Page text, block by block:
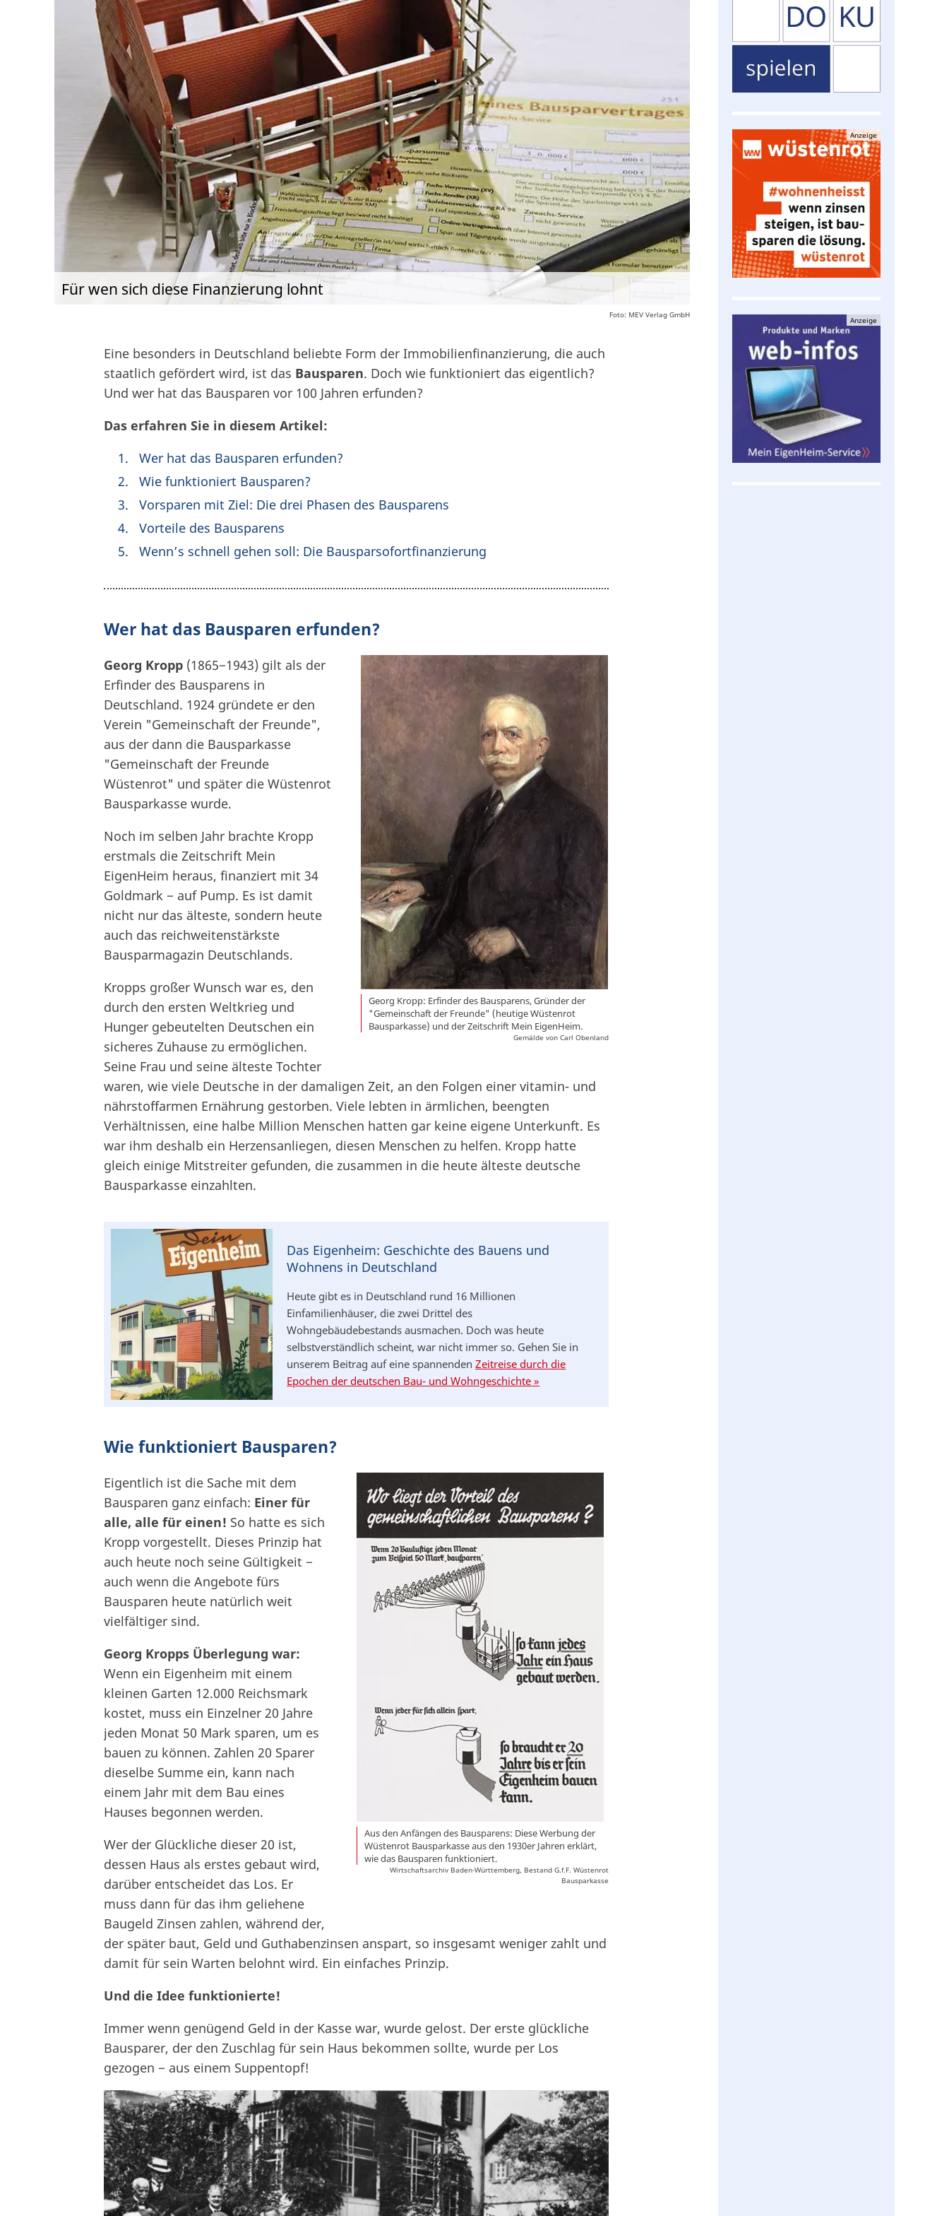
Für wen sich diese Finanzierung lohnt
Foto: MEV Verlag GmbH
Eine besonders in Deutschland beliebte Form der Immobilienfinanzierung, die auch
staatlich gefördert wird, ist das Bausparen. Doch wie funktioniert das eigentlich?
Und wer hat das Bausparen vor 100 Jahren erfunden?
Das erfahren Sie in diesem Artikel:
Wer hat das Bausparen erfunden?
Wie funktioniert Bausparen?
Vorsparen mit Ziel: Die drei Phasen des Bausparens
Vorteile des Bausparens
Wenn’s schnell gehen soll: Die Bausparsofortfinanzierung
Wer hat das Bausparen erfunden?
Georg Kropp: Erfinder des Bausparens, Gründer der
"Gemeinschaft der Freunde" (heutige Wüstenrot
Bausparkasse) und der Zeitschrift Mein EigenHeim.
Gemälde von Carl Obenland
Georg Kropp (1865−1943) gilt als der
Erfinder des Bausparens in
Deutschland. 1924 gründete er den
Verein "Gemeinschaft der Freunde",
aus der dann die Bausparkasse
"Gemeinschaft der Freunde
Wüstenrot" und später die Wüstenrot
Bausparkasse wurde.
Noch im selben Jahr brachte Kropp
erstmals die Zeitschrift Mein
EigenHeim heraus, finanziert mit 34
Goldmark − auf Pump. Es ist damit
nicht nur das älteste, sondern heute
auch das reichweitenstärkste
Bausparmagazin Deutschlands.
Kropps großer Wunsch war es, den
durch den ersten Weltkrieg und
Hunger gebeutelten Deutschen ein
sicheres Zuhause zu ermöglichen.
Seine Frau und seine älteste Tochter
waren, wie viele Deutsche in der damaligen Zeit, an den Folgen einer vitamin- und
nährstoffarmen Ernährung gestorben. Viele lebten in ärmlichen, beengten
Verhältnissen, eine halbe Million Menschen hatten gar keine eigene Unterkunft. Es
war ihm deshalb ein Herzensanliegen, diesen Menschen zu helfen. Kropp hatte
gleich einige Mitstreiter gefunden, die zusammen in die heute älteste deutsche
Bausparkasse einzahlten.
Das Eigenheim: Geschichte des Bauens und
Wohnens in Deutschland
Heute gibt es in Deutschland rund 16 Millionen
Einfamilienhäuser, die zwei Drittel des
Wohngebäudebestands ausmachen. Doch was heute
selbstverständlich scheint, war nicht immer so. Gehen Sie in
unserem Beitrag auf eine spannendenZeitreise durch die
Epochen der deutschen Bau- und Wohngeschichte »
Wie funktioniert Bausparen?
Aus den Anfängen des Bausparens: Diese Werbung der
Wüstenrot Bausparkasse aus den 1930er Jahren erklärt,
wie das Bausparen funktioniert.
Wirtschaftsarchiv Baden-Württemberg, Bestand G.f.F. Wüstenrot
Bausparkasse
Eigentlich ist die Sache mit dem
Bausparen ganz einfach: Einer für
alle, alle für einen! So hatte es sich
Kropp vorgestellt. Dieses Prinzip hat
auch heute noch seine Gültigkeit −
auch wenn die Angebote fürs
Bausparen heute natürlich weit
vielfältiger sind.
Georg Kropps Überlegung war:
Wenn ein Eigenheim mit einem
kleinen Garten 12.000 Reichsmark
kostet, muss ein Einzelner 20 Jahre
jeden Monat 50 Mark sparen, um es
bauen zu können. Zahlen 20 Sparer
dieselbe Summe ein, kann nach
einem Jahr mit dem Bau eines
Hauses begonnen werden.
Wer der Glückliche dieser 20 ist,
dessen Haus als erstes gebaut wird,
darüber entscheidet das Los. Er
muss dann für das ihm geliehene
Baugeld Zinsen zahlen, während der,
der später baut, Geld und Guthabenzinsen anspart, so insgesamt weniger zahlt und
damit für sein Warten belohnt wird. Ein einfaches Prinzip.
Und die Idee funktionierte!
Immer wenn genügend Geld in der Kasse war, wurde gelost. Der erste glückliche
Bausparer, der den Zuschlag für sein Haus bekommen sollte, wurde per Los
gezogen − aus einem Suppentopf!
Anzeige
Anzeige